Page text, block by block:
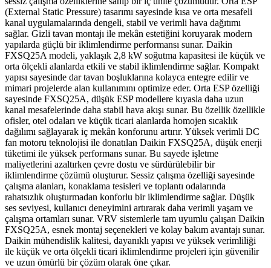
(External Static Pressure) tasarımı sayesinde kısa ve orta mesafeli
kanal uygulamalarında dengeli, stabil ve verimli hava dağıtımı
sağlar. Gizli tavan montajı ile mekân estetiğini koruyarak modern
yapılarda güçlü bir iklimlendirme performansı sunar. Daikin
FXSQ25A modeli, yaklaşık 2,8 kW soğutma kapasitesi ile küçük ve
orta ölçekli alanlarda etkili ve stabil iklimlendirme sağlar. Kompakt
yapısı sayesinde dar tavan boşluklarına kolayca entegre edilir ve
mimari projelerde alan kullanımını optimize eder. Orta ESP özelliği
sayesinde FXSQ25A, düşük ESP modellere kıyasla daha uzun
kanal mesafelerinde daha stabil hava akışı sunar. Bu özellik özellikle
ofisler, otel odaları ve küçük ticari alanlarda homojen sıcaklık
dağılımı sağlayarak iç mekân konforunu artırır. Yüksek verimli DC
fan motoru teknolojisi ile donatılan Daikin FXSQ25A, düşük enerji
tüketimi ile yüksek performans sunar. Bu sayede işletme
maliyetlerini azaltırken çevre dostu ve sürdürülebilir bir
iklimlendirme çözümü oluşturur. Sessiz çalışma özelliği sayesinde
çalışma alanları, konaklama tesisleri ve toplantı odalarında
rahatsızlık oluşturmadan konforlu bir iklimlendirme sağlar. Düşük
ses seviyesi, kullanıcı deneyimini artırarak daha verimli yaşam ve
çalışma ortamları sunar. VRV sistemlerle tam uyumlu çalışan Daikin
FXSQ25A, esnek montaj seçenekleri ve kolay bakım avantajı sunar.
Daikin mühendislik kalitesi, dayanıklı yapısı ve yüksek verimliliği
ile küçük ve orta ölçekli ticari iklimlendirme projeleri için güvenilir
ve uzun ömürlü bir çözüm olarak öne çıkar.